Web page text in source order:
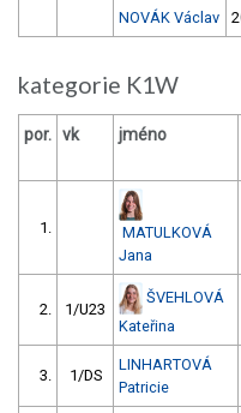
NOVÁK Václav
kategorie K1W
por. vk jméno
1.
MATULKOVÁ
Jana
2. 1/U23
ŠVEHLOVÁ
Kateřina
3. 1/DS
LINHARTOVÁ
Patricie